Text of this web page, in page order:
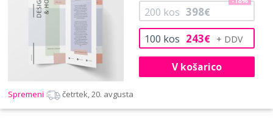
100 kos 243€
200 kos 398€
V košarico
Spremeni četrtek, 20. avgusta